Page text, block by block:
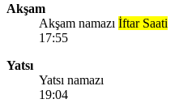
Akşam
Akşam namazı İftar Saati
17:55
Yatsı
Yatsı namazı
19:04